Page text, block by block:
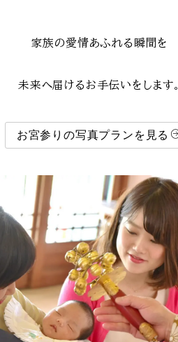
家族の愛情あふれる瞬間を
未来へ届けるお手伝いをします。
お宮参りの写真プランを見る